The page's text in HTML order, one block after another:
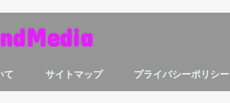
て サイトマップ プライバシーポリシー